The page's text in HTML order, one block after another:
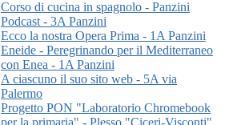
Corso di cucina in spagnolo - Panzini
Podcast - 3A Panzini
Ecco la nostra Opera Prima - 1A Panzini
Eneide - Peregrinando per il Mediterraneo
con Enea - 1A Panzini
A ciascuno il suo sito web - 5A via
Palermo
Progetto PON "Laboratorio Chromebook